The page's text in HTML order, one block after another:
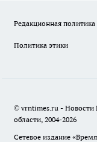
Редакционная политика
Политика этики
© vrntimes.ru - Новости
области, 2004-2026
Сетевое издание